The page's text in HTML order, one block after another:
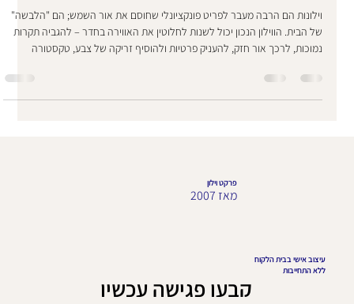
וילונות הם הרבה מעבר לפריט פונקציונלי שחוסם את אור השמש; הם "הלבשה"
של הבית. הווילון הנכון יכול לשנות לחלוטין את האווירה בחדר – להגביה תקרות
נמוכות, לרכך אור חזק, להעניק פרטיות ולהוסיף זריקה של צבע, טקסטורה
לעשות לכם סדר, ריכזנו עבורכם את סוגי הווילונות המובילים, היתרונות שלהם
ואיך להתאים אותם נכון לכל חדר. 1. וילונות בד נשפכים (וילונות הסטה)
פרקט וילון
מאז 2007
עיצוב אישי בבית הלקוח
ללא התחייבות
קבעו פגישה עכשיו